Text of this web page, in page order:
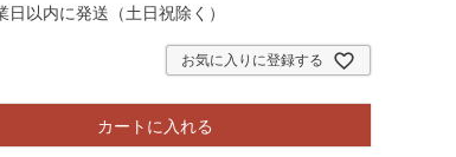
日以内に発送（土日祝除く）
お気に入りに登録する
カートに入れる